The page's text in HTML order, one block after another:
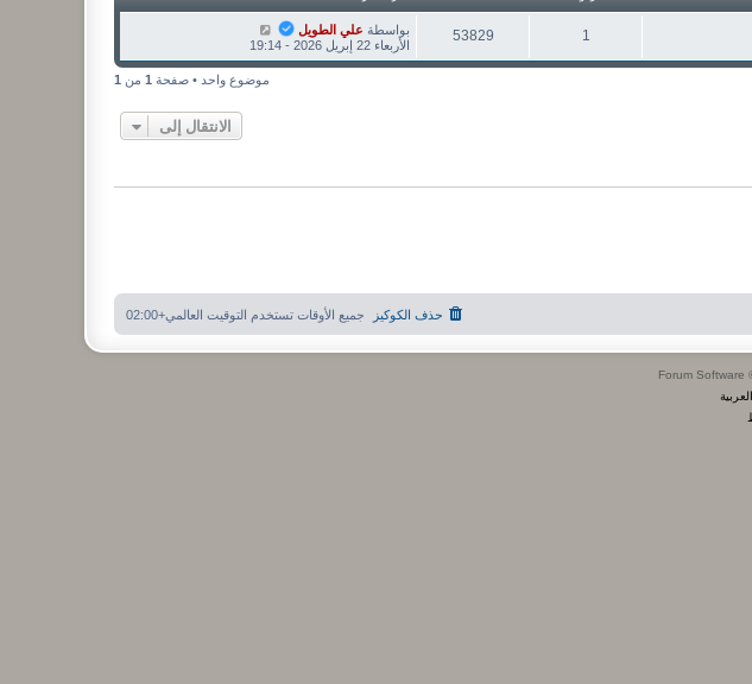
1
53829 بواسطة علي الطويل
الأربعاء 22 إبريل 2026 - 19:14
موضوع واحد • صفحة 1 من 1
الانتقال إلى
جميع الأوقات تستخدم التوقيت العالمي+02:00 حذف الكوكيز